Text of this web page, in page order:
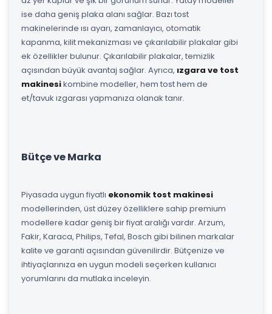
ise daha geniş plaka alanı sağlar. Bazı tost
makinelerinde ısı ayarı, zamanlayıcı, otomatik
kapanma, kilit mekanizması ve çıkarılabilir plakalar gibi
ek özellikler bulunur. Çıkarılabilir plakalar, temizlik
açısından büyük avantaj sağlar. Ayrıca, ızgara ve tost
makinesikombine modeller, hem tost hem de
et/tavuk ızgarası yapmanıza olanak tanır.
Bütçe ve Marka
Piyasada uygun fiyatlı ekonomik tost makinesi
modellerinden, üst düzey özelliklere sahip premium
modellere kadar geniş bir fiyat aralığı vardır. Arzum,
Fakir, Karaca, Philips, Tefal, Bosch gibi bilinen markalar
kalite ve garanti açısından güvenilirdir. Bütçenize ve
ihtiyaçlarınıza en uygun modeli seçerken kullanıcı
yorumlarını da mutlaka inceleyin.